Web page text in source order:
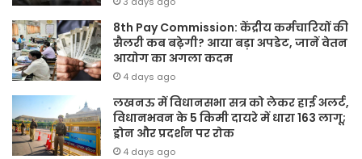
8th Pay Commission: केंद्रीय कर्मचारियों की
सैलरी कब बढ़ेगी? आया बड़ा अपडेट, जानें वेतन
आयोग का अगला कदम
4 days ago
लखनऊ में विधानसभा सत्र को लेकर हाई अलर्ट,
विधानभवन के 5 किमी दायरे में धारा 163 लागू;
ड्रोन और प्रदर्शन पर रोक
4 days ago